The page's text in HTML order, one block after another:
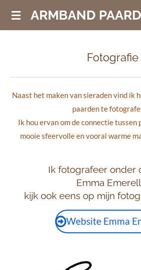
Ga
ARMBAND
Fotografie
Naast het maken van sieraden vind ik
paarden te
Ik hou ervan om de connectie tussen
mooie sfeervolle en vooral warme
Ik fotografeer onder
Emma
kijk ook eens op mijn
Website Emma